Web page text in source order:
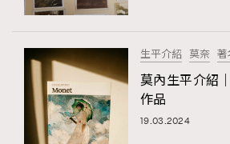
FigaroBeautyRitual
FigaroCeleb 547
FigaroCinéma
FigaroExhibition
#FigaroExhibition Wyman 揭曉
第二站！
生平介紹 莫奈 著
莫內生平介紹
作品
19.03.2024